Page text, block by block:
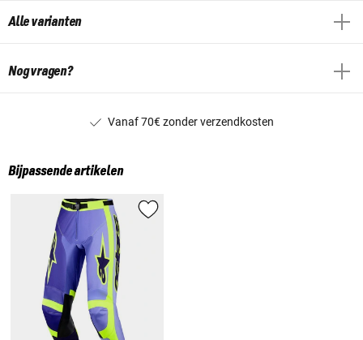
Alle varianten
Nog vragen?
Vanaf 70€ zonder verzendkosten
Bijpassende artikelen